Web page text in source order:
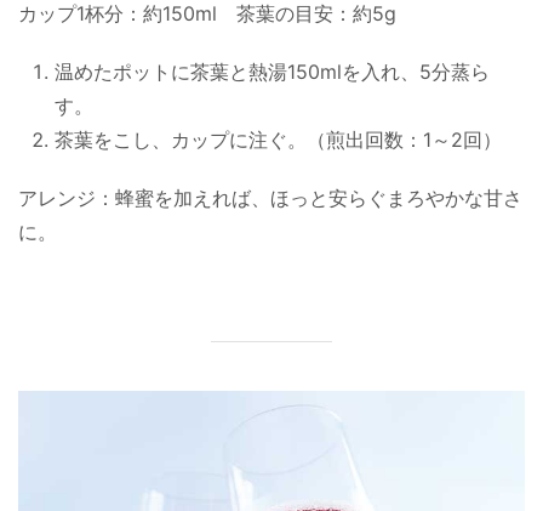
カップ1杯分：約150ml 茶葉の目安：約5g
温めたポットに茶葉と熱湯150mlを入れ、5分蒸ら
す。
茶葉をこし、カップに注ぐ。（煎出回数：1～2回）
アレンジ：蜂蜜を加えれば、ほっと安らぐまろやかな甘さ
に。